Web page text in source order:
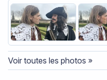
Voir toutes les photos »